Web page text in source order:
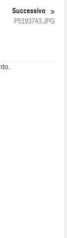
Successivo
P5193743.JPG